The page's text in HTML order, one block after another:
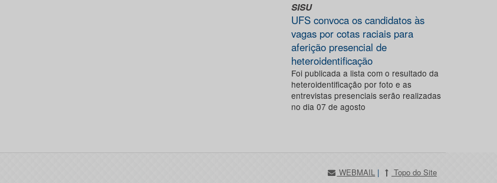
SISU
UFS convoca os candidatos às
vagas por cotas raciais para
aferição presencial de
heteroidentificação
Foi publicada a lista com o resultado da
heteroidentificação por foto e as
entrevistas presenciais serão realizadas
no dia 07 de agosto
WEBMAIL | Topo do Site